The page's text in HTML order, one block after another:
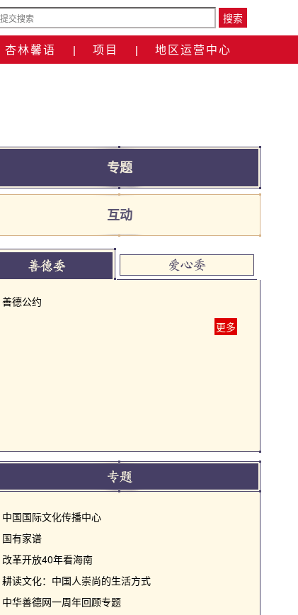
搜索
杏林馨语 | 项目 | 地区运营中心
专题
互动
善德公约
更多
中国国际文化传播中心
国有家谱
改革开放40年看海南
耕读文化：中国人崇尚的生活方式
中华善德网一周年回顾专题